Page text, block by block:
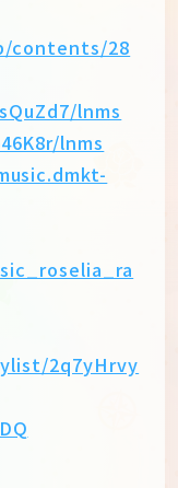
contents/28
lnms
lnms
2q7yHrvy